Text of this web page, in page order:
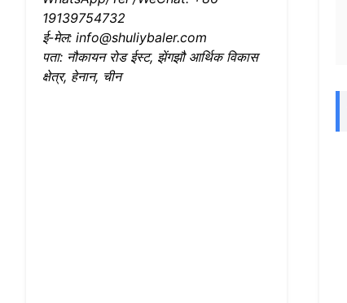
19139754732
ई-मेल: info@shuliybaler.com
पता: नौकायन रोड ईस्ट, झेंगझौ आर्थिक विकास
क्षेत्र, हेनान, चीन